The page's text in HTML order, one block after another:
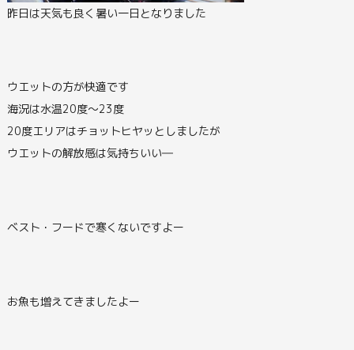
昨日は天気も良く暑い一日となりました
ウエットの方が快適です
海況は水温20度～23度
20度エリアはチョットヒヤッとしましたが
ウエットの解放感は気持ちいい―
ベスト・フードで寒くないですよー
お魚も増えてきましたよー